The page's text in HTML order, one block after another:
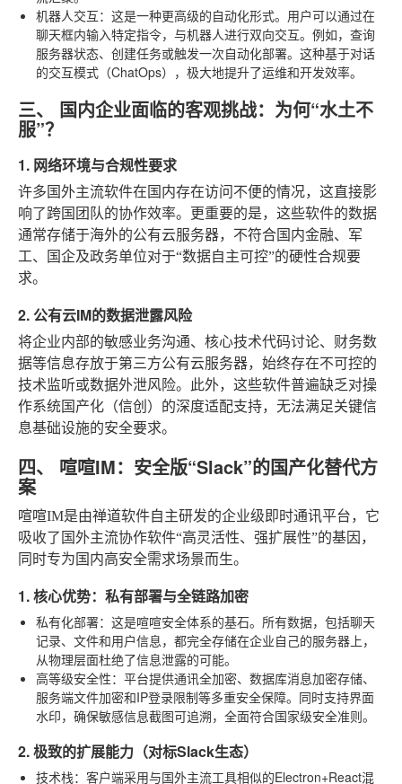
机器人交互：这是一种更高级的自动化形式。用户可以通过在
聊天框内输入特定指令，与机器人进行双向交互。例如，查询
服务器状态、创建任务或触发一次自动化部署。这种基于对话
的交互模式（ChatOps），极大地提升了运维和开发效率。
三、 国内企业面临的客观挑战：为何“水土不
服”？
1. 网络环境与合规性要求
许多国外主流软件在国内存在访问不便的情况，这直接影
响了跨国团队的协作效率。更重要的是，这些软件的数据
通常存储于海外的公有云服务器，不符合国内金融、军
工、国企及政务单位对于“数据自主可控”的硬性合规要
求。
2. 公有云IM的数据泄露风险
将企业内部的敏感业务沟通、核心技术代码讨论、财务数
据等信息存放于第三方公有云服务器，始终存在不可控的
技术监听或数据外泄风险。此外，这些软件普遍缺乏对操
作系统国产化（信创）的深度适配支持，无法满足关键信
息基础设施的安全要求。
四、 喧喧IM：安全版“Slack”的国产化替代方
案
喧喧IM是由禅道软件自主研发的企业级即时通讯平台，它
吸收了国外主流协作软件“高灵活性、强扩展性”的基因，
同时专为国内高安全需求场景而生。
1. 核心优势：私有部署与全链路加密
私有化部署：这是喧喧安全体系的基石。所有数据，包括聊天
记录、文件和用户信息，都完全存储在企业自己的服务器上，
从物理层面杜绝了信息泄露的可能。
高等级安全性：平台提供通讯全加密、数据库消息加密存储、
服务端文件加密和IP登录限制等多重安全保障。同时支持界面
水印，确保敏感信息截图可追溯，全面符合国家级安全准则。
2. 极致的扩展能力（对标Slack生态）
技术栈：客户端采用与国外主流工具相似的Electron+React混